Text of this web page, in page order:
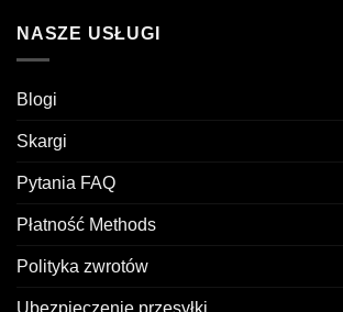
NASZE USŁUGI
Blogi
Skargi
Pytania FAQ
Płatność Methods
Polityka zwrotów
Ubezpieczenie przesyłki